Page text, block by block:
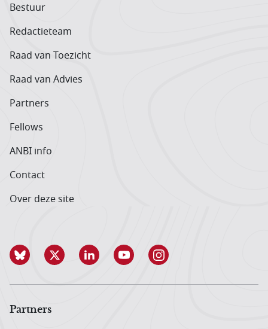
Bestuur
Redactieteam
Raad van Toezicht
Raad van Advies
Partners
Fellows
ANBI info
Contact
Over deze site
Partners